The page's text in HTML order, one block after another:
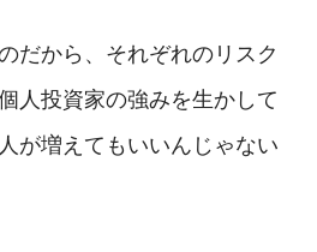
だから、それぞれのリスク
人投資家の強みを生かして
が増えてもいいんじゃない